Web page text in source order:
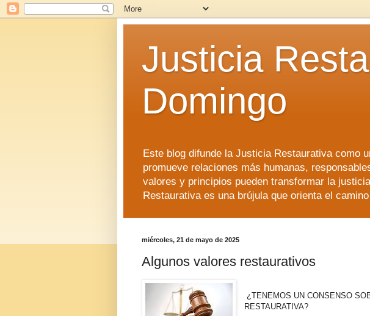
Justicia
Domingo
Este blog difunde la Justicia Restaurativa como
promueve relaciones más humanas,
valores y principios pueden transformar la
Restaurativa es una brújula que orienta el
miércoles, 21 de mayo de 2025
Algunos valores restaurativos
¿TENEMOS UN CONSENSO
RESTAURATIVA?